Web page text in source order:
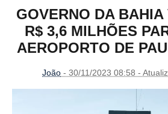
GOVERNO DA BAHIA
R$ 3,6 MILHÕES
AEROPORTO DE
João - 30/11/2023 08:58 -